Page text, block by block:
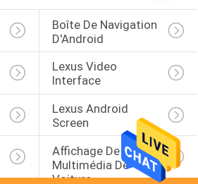
Boîte De Navigation
D'Android
Lexus Video
Interface
Lexus Android
Screen
Affichage De
Multimédia De
Voiture